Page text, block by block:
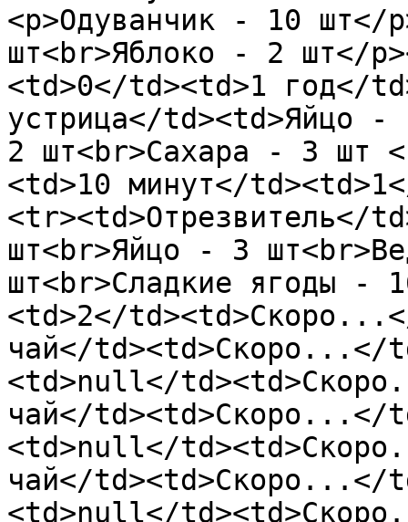
<p>Одуванчик - 10 шт</
шт<br>Яблоко - 2 шт</
<td>0</td><td>1 год</
устрица</td><td>Яйцо -
2 шт<br>Сахара - 3 шт
<td>10 минут</
<tr><td>Отрезвитель</
шт<br>Яйцо - 3
шт<br>Сладкие ягоды -
<td>2</
чай</td><td>Скоро...</
<td>null</
чай</td><td>Скоро...</
<td>null</
чай</td><td>Скоро...</
<td>null</